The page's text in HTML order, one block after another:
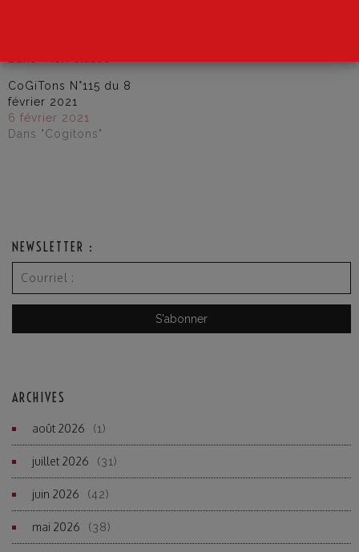
CoGiTons N°115 du 8
février 2021
6 février 2021
Dans "Cogitons"
NEWSLETTER :
ARCHIVES
août 2026 (1)
juillet 2026 (31)
juin 2026 (42)
mai 2026 (38)